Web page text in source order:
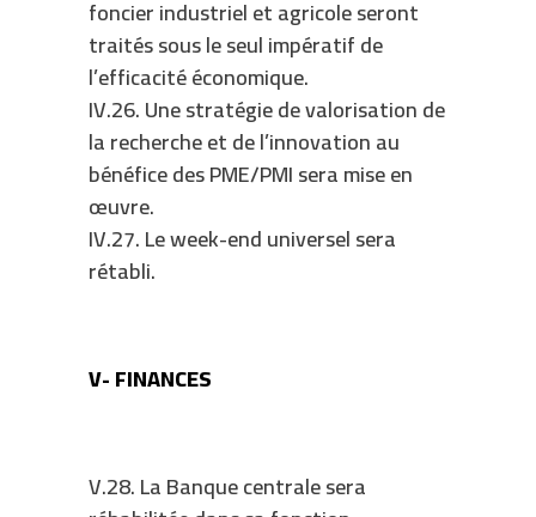
foncier industriel et agricole seront
traités sous le seul impératif de
l’efficacité économique.
IV.26. Une stratégie de valorisation de
la recherche et de l’innovation au
bénéfice des PME/PMI sera mise en
œuvre.
IV.27. Le week-end universel sera
rétabli.
V- FINANCES
V.28. La Banque centrale sera